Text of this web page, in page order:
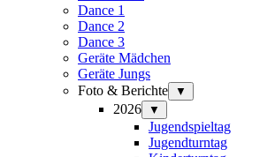
Dance 1
Dance 2
Dance 3
Geräte Mädchen
Geräte Jungs
Foto & Berichte
▼
2026 ▼
Jugendspieltag
Jugendturntag